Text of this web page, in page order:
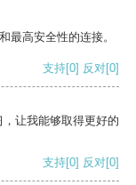
最高安全性的连接。
支持[0] 反对[0]
让我能够取得更好的
支持[0] 反对[0]